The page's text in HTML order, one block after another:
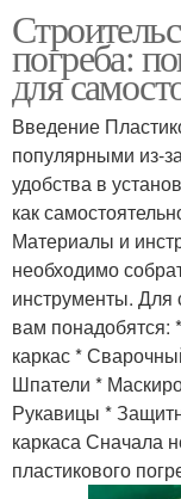
погреба:
для
Введение
популярными из-
удобства в
как
Материалы и
необходимо
инструменты. Для
вам понадобятся:
каркас *
Шпатели *
Рукавицы *
каркаса Сначала
пластикового